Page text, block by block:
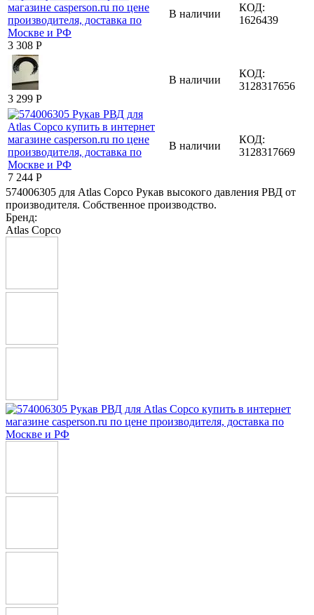
3 308 Р
В наличии
КОД:
1626439
3 299 Р
В наличии
КОД:
3128317656
7 244 Р
В наличии
КОД:
3128317669
574006305 для Atlas Copco Рукав высокого давления РВД от
производителя. Собственное производство.
Бренд:
Atlas Copco